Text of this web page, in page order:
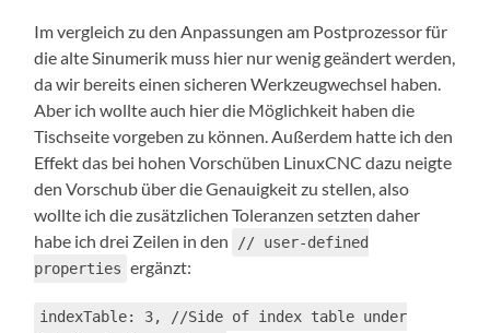
Im vergleich zu den Anpassungen am Postprozessor für
die alte Sinumerik muss hier nur wenig geändert werden,
da wir bereits einen sicheren Werkzeugwechsel haben.
Aber ich wollte auch hier die Möglichkeit haben die
Tischseite vorgeben zu können. Außerdem hatte ich den
Effekt das bei hohen Vorschüben LinuxCNC dazu neigte
den Vorschub über die Genauigkeit zu stellen, also
wollte ich die zusätzlichen Toleranzen setzten daher
habe ich drei Zeilen in den
// user-defined
properties ergänzt:
indexTable: 3, //Side of index table under